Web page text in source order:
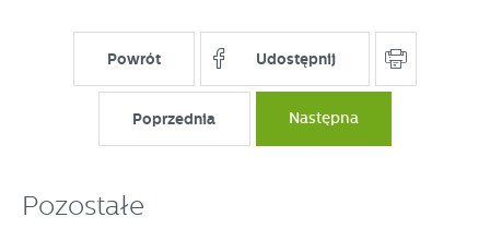
Powrót Udostępnij
Poprzednia Następna
Pozostałe